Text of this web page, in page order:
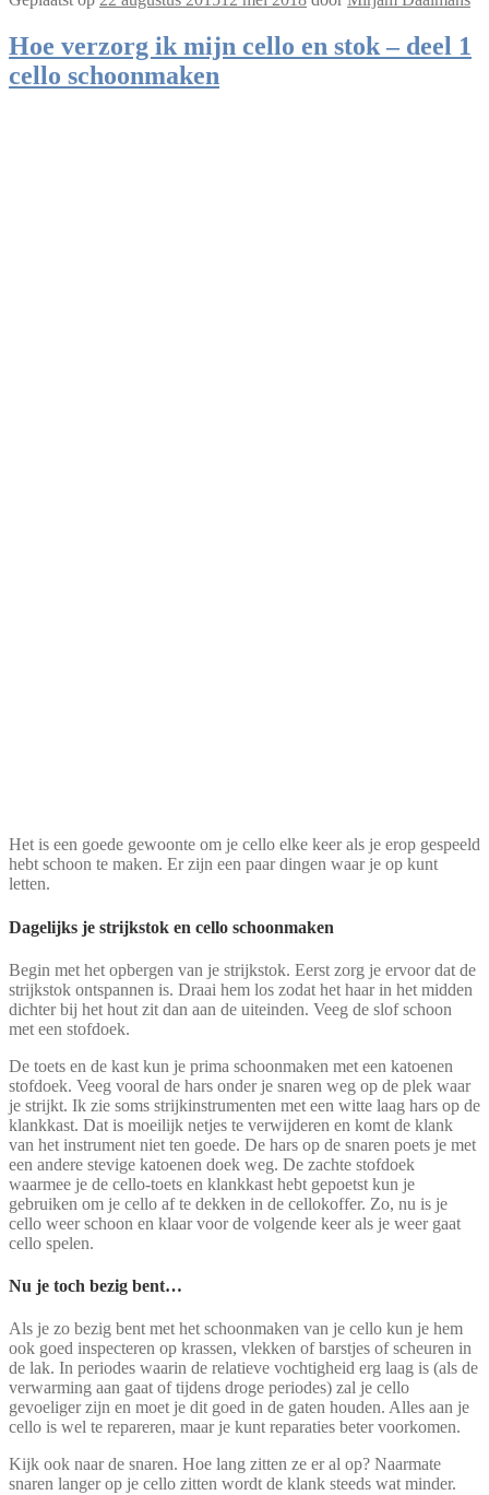
Hoe verzorg ik mijn cello en stok – deel 1
cello schoonmaken
Het is een goede gewoonte om je cello elke keer als je erop gespeeld
hebt schoon te maken. Er zijn een paar dingen waar je op kunt
letten.
Dagelijks je strijkstok en cello schoonmaken
Begin met het opbergen van je strijkstok. Eerst zorg je ervoor dat de
strijkstok ontspannen is. Draai hem los zodat het haar in het midden
dichter bij het hout zit dan aan de uiteinden. Veeg de slof schoon
met een stofdoek.
De toets en de kast kun je prima schoonmaken met een katoenen
stofdoek. Veeg vooral de hars onder je snaren weg op de plek waar
je strijkt. Ik zie soms strijkinstrumenten met een witte laag hars op de
klankkast. Dat is moeilijk netjes te verwijderen en komt de klank
van het instrument niet ten goede. De hars op de snaren poets je met
een andere stevige katoenen doek weg. De zachte stofdoek
waarmee je de cello-toets en klankkast hebt gepoetst kun je
gebruiken om je cello af te dekken in de cellokoffer. Zo, nu is je
cello weer schoon en klaar voor de volgende keer als je weer gaat
cello spelen.
Nu je toch bezig bent…
Als je zo bezig bent met het schoonmaken van je cello kun je hem
ook goed inspecteren op krassen, vlekken of barstjes of scheuren in
de lak. In periodes waarin de relatieve vochtigheid erg laag is (als de
verwarming aan gaat of tijdens droge periodes) zal je cello
gevoeliger zijn en moet je dit goed in de gaten houden. Alles aan je
cello is wel te repareren, maar je kunt reparaties beter voorkomen.
Kijk ook naar de snaren. Hoe lang zitten ze er al op? Naarmate
snaren langer op je cello zitten wordt de klank steeds wat minder.